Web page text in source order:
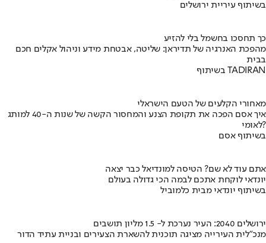
בשיתוף עיריית ירושלים
כך תחסכו בחשמל בלי להזיע
מהפכת האנרגיה של תדיראן: שליטה, אבטחת מידע וניהול אקלים חכם
בבית
בשיתוף TADIRAN
מאחורי הקלעים של הטעם הישראלי
איך אסם הפכה את תקופת הצנע והמחסור הקשה של שנות ה-40 למותג
לאומי?
בשיתוף אסם
אתם עוד לא שם? הטיסה למונדיאל כבר יצאה
יונדאי לוקחת אתכם לבמה הכי גדולה בעולם
בשיתוף יונדאי מבית כלמוביל
ירושלים 2040: העיר נערכת ל- 1.5 מליון תושבים
מנכ"לית העירייה מציגה תוכנית להשארת הצעירים ובניית עתיד הדור